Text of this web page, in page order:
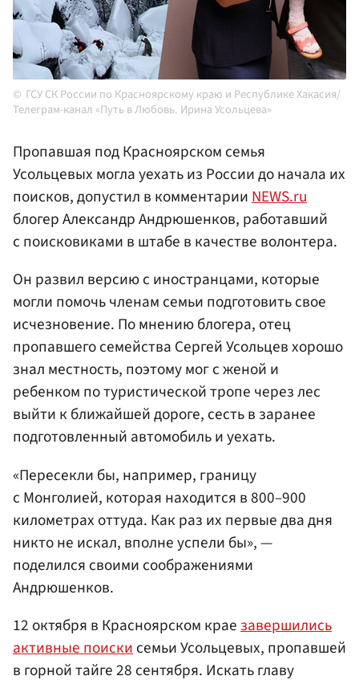
ГСУ СК России по Красноярскому краю и Республике Хакасия/
Телеграм-канал «Путь в Любовь. Ирина Усольцева»
Пропавшая под Красноярском семья
Усольцевых могла уехать из России до начала их
поисков, допустил в комментарииNEWS.ru
блогер Александр Андрюшенков, работавший
с поисковиками в штабе в качестве волонтера.
Он развил версию с иностранцами, которые
могли помочь членам семьи подготовить свое
исчезновение. По мнению блогера, отец
пропавшего семейства Сергей Усольцев хорошо
знал местность, поэтому мог с женой и
ребенком по туристической тропе через лес
выйти к ближайшей дороге, сесть в заранее
подготовленный автомобиль и уехать.
«Пересекли бы, например, границу
с Монголией, которая находится в 800–900
километрах оттуда. Как раз их первые два дня
никто не искал, вполне успели бы», —
поделился своими соображениями
Андрюшенков.
12 октября в Красноярском краезавершились
активные поискисемьи Усольцевых, пропавшей
в горной тайге 28 сентября. Искать главу